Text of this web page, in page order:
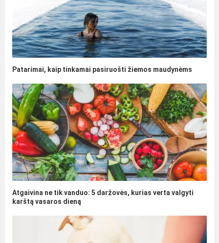
Patarimai, kaip tinkamai pasiruošti žiemos maudynėms
Atgaivina ne tik vanduo: 5 daržovės, kurias verta valgyti
karštą vasaros dieną